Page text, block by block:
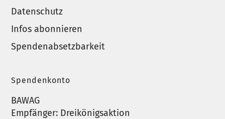
Datenschutz
Infos abonnieren
Spendenabsetzbarkeit
Spendenkonto
BAWAG
Empfänger: Dreikönigsaktion